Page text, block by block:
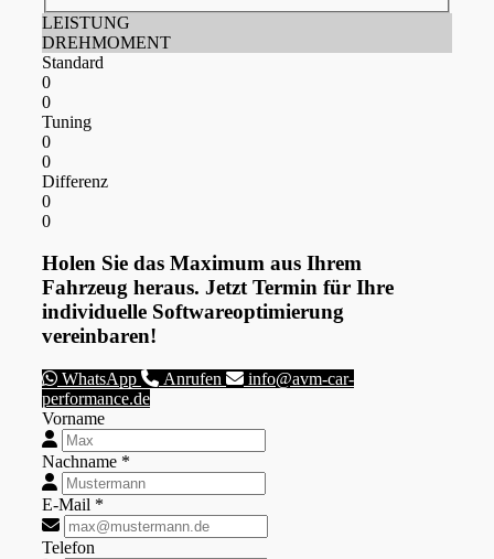
LEISTUNG
DREHMOMENT
Standard
0
0
Tuning
0
0
Differenz
0
0
Holen Sie das Maximum aus Ihrem
Fahrzeug heraus. Jetzt Termin für Ihre
individuelle Softwareoptimierung
vereinbaren!
WhatsApp Anrufen
info@avm-car-
performance.de
Vorname
Nachname *
E-Mail *
Telefon